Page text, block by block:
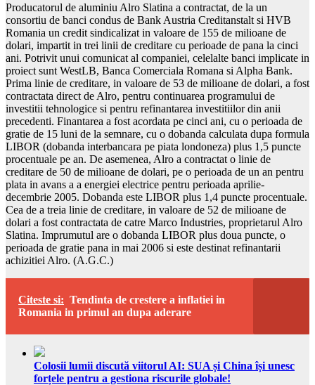
Producatorul de aluminiu Alro Slatina a contractat, de la un
consortiu de banci condus de Bank Austria Creditanstalt si HVB
Romania un credit sindicalizat in valoare de 155 de milioane de
dolari, impartit in trei linii de creditare cu perioade de pana la cinci
ani. Potrivit unui comunicat al companiei, celelalte banci implicate in
proiect sunt WestLB, Banca Comerciala Romana si Alpha Bank.
Prima linie de creditare, in valoare de 53 de milioane de dolari, a fost
contractata direct de Alro, pentru continuarea programului de
investitii tehnologice si pentru refinantarea investitiilor din anii
precedenti. Finantarea a fost acordata pe cinci ani, cu o perioada de
gratie de 15 luni de la semnare, cu o dobanda calculata dupa formula
LIBOR (dobanda interbancara pe piata londoneza) plus 1,5 puncte
procentuale pe an. De asemenea, Alro a contractat o linie de
creditare de 50 de milioane de dolari, pe o perioada de un an pentru
plata in avans a a energiei electrice pentru perioada aprilie-
decembrie 2005. Dobanda este LIBOR plus 1,4 puncte procentuale.
Cea de a treia linie de creditare, in valoare de 52 de milioane de
dolari a fost contractata de catre Marco Industries, proprietarul Alro
Slatina. Imprumutul are o dobanda LIBOR plus doua puncte, o
perioada de gratie pana in mai 2006 si este destinat refinantarii
achizitiei Alro. (A.G.C.)
Citeste si: Tendinta de crestere a inflatiei in
Romania in primul an dupa aderare
Colosii lumii discută viitorul AI: SUA și China își unesc
forțele pentru a gestiona riscurile globale!